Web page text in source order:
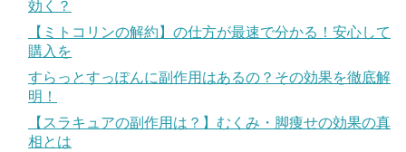
効く？
【ミトコリンの解約】の仕方が最速で分かる！安心して
購入を
すらっとすっぽんに副作用はあるの？その効果を徹底解
明！
【スラキュアの副作用は？】むくみ・脚痩せの効果の真
相とは